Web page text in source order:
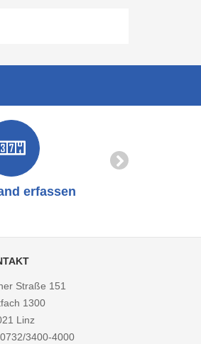
erfassen
Straße 151
1300
Linz
0732/3400-4000